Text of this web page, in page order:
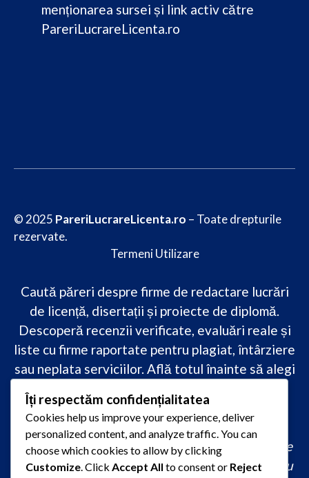
menționarea sursei și link activ către
PareriLucrareLicenta.ro
© 2025 PareriLucrareLicenta.ro – Toate drepturile
rezervate.
Termeni Utilizare
Caută păreri despre firme de redactare lucrări
de licență, disertații și proiecte de diplomă.
Descoperă recenzii verificate, evaluări reale și
liste cu firme raportate pentru plagiat, întârziere
sau neplata serviciilor. Află totul înainte să alegi
academicădoar pe PareriLucrareLicenta.ro.
comandă lucrare de licență originală, redactare
lucrare licență urgent, ajutor profesional pentru
Îți respectăm confidențialitatea
Cookies help us improve your experience, deliver
personalized content, and analyze traffic. You can
choose which cookies to allow by clicking
Customize . Click Accept All to consent or Reject